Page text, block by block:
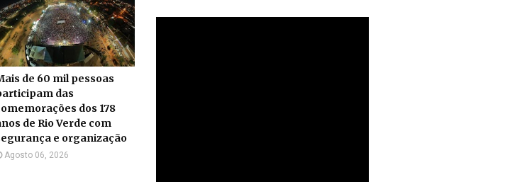
de 60 mil pessoas
das
dos 178
de Rio Verde com
e organização
Agosto 06, 2026